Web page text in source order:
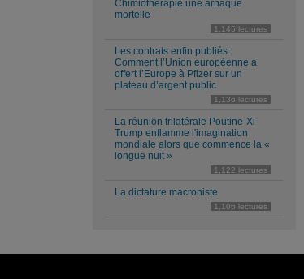
Chimiotherapie une arnaque
mortelle
1,145 lectures
Les contrats enfin publiés :
Comment l’Union européenne a
offert l’Europe à Pfizer sur un
plateau d’argent public
1,136 lectures
La réunion trilatérale Poutine-Xi-
Trump enflamme l'imagination
mondiale alors que commence la «
longue nuit »
1,122 lectures
La dictature macroniste
1,106 lectures